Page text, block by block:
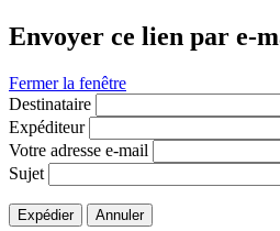
Envoyer ce lien par e-
Fermer la fenêtre
Destinataire
Expéditeur
Votre adresse e-mail
Sujet
Expédier Annuler